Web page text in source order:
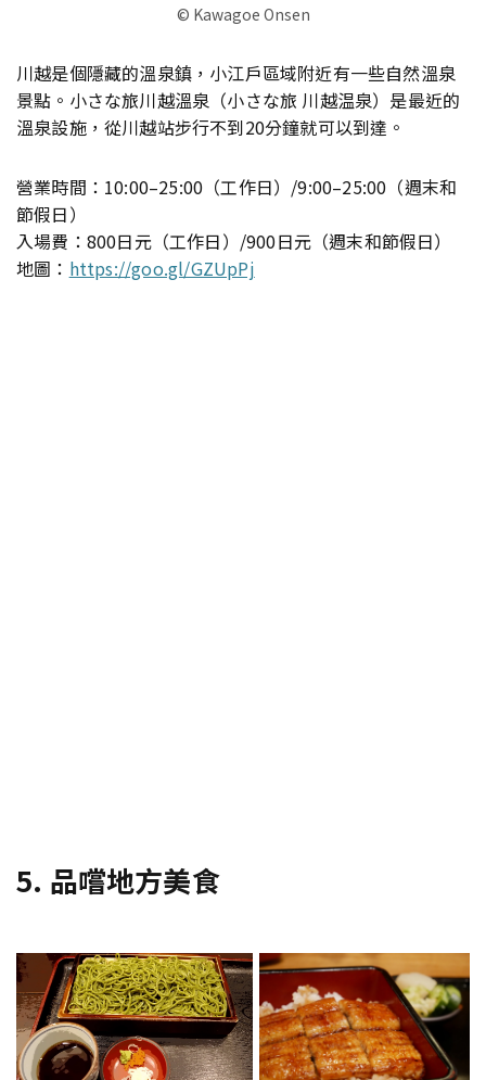
©︎ Kawagoe Onsen
川越是個隱藏的溫泉鎮，小江戶區域附近有一些自然溫泉
景點。小さな旅川越溫泉（小さな旅 川越温泉）是最近的
溫泉設施，從川越站步行不到20分鐘就可以到達。
營業時間：10:00–25:00（工作日）/9:00–25:00（週末和
節假日）
入場費：800日元（工作日）/900日元（週末和節假日）
地圖： https://goo.gl/GZUpPj
5. 品嚐地方美食